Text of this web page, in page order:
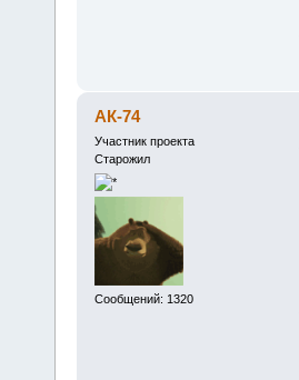
АК-74
Участник проекта
Старожил
Сообщений: 1320